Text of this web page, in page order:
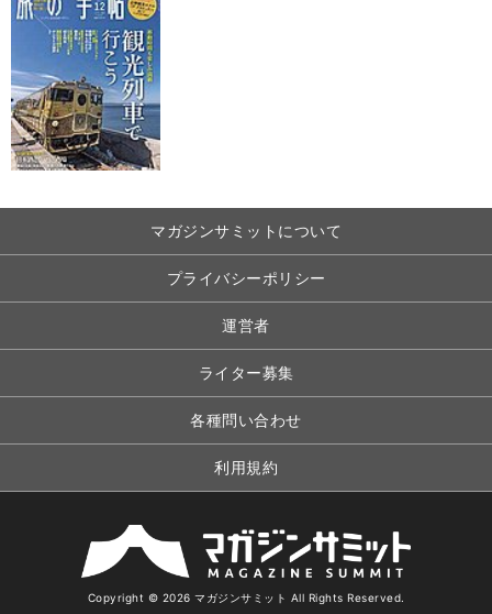
マガジンサミットについて
プライバシーポリシー
運営者
ライター募集
各種問い合わせ
利用規約
Copyright © 2026 マガジンサミット All Rights Reserved.